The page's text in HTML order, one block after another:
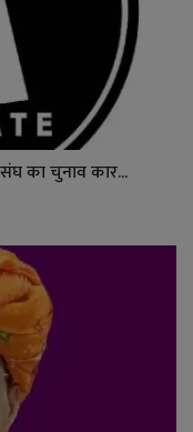
का चुनाव कार...